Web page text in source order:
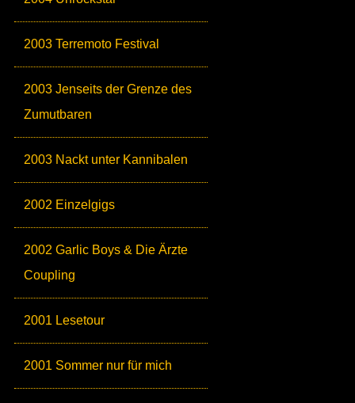
2003 Terremoto Festival
2003 Jenseits der Grenze des
Zumutbaren
2003 Nackt unter Kannibalen
2002 Einzelgigs
2002 Garlic Boys & Die Ärzte
Coupling
2001 Lesetour
2001 Sommer nur für mich